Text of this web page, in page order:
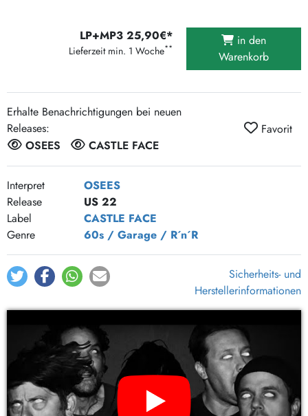
LP+MP3 25,90€*
Lieferzeit min. 1 Woche**
in den
Warenkorb
Erhalte Benachrichtigungen bei neuen
Releases:
OSEES
CASTLE FACE
Favorit
Interpret
OSEES
Release
US 22
Label
CASTLE FACE
Genre
60s / Garage / R´n´R
Sicherheits- und
Herstellerinformationen